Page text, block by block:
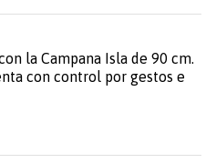
la Campana Isla de 90 cm.
con control por gestos e